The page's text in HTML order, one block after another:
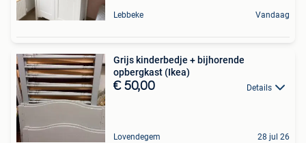
Lebbeke Vandaag
Grijs kinderbedje + bijhorende
opbergkast (Ikea)
€ 50,00 Details
Lovendegem 28 jul 26